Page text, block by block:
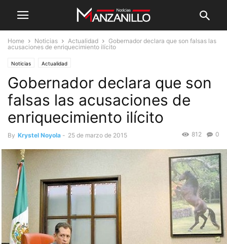
Home Noticias Actualidad
Gobernador declara que son falsas las
acusaciones de enriquecimiento ilícito
Noticias Actualidad
Gobernador declara que son
falsas las acusaciones de
enriquecimiento ilícito
By Krystel Noyola - 25 de marzo de 2015 0
812